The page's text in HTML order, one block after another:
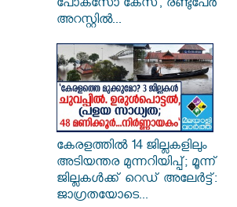
പോക്സോ കേസ്, രണ്ടുപേർ
അറസ്റ്റിൽ...
കേരളത്തിൽ 14 ജില്ലകളിലും
അടിയന്തര മുന്നറിയിപ്പ്; മൂന്ന്
ജില്ലകൾക്ക് റെഡ് അലേർട്ട്:
ജാഗ്രതയോടെ...